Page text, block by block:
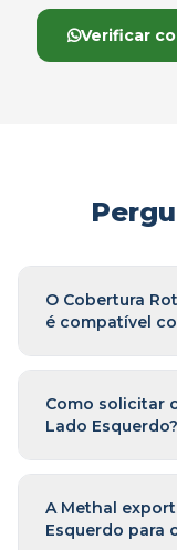
Verificar
O Cobertura
é compatível
Como solicitar
Lado Esquerdo?
A Methal
Esquerdo para